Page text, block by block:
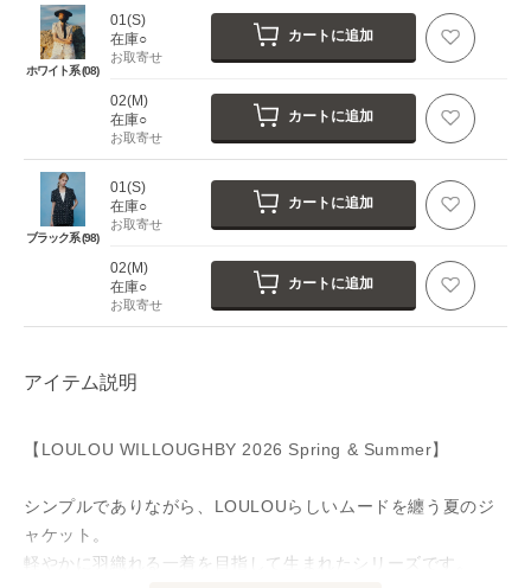
ホワイト系 (08)
01(S)
在庫○
お取寄せ
カートに追加
02(M)
在庫○
お取寄せ
カートに追加
ブラック系 (98)
01(S)
在庫○
お取寄せ
カートに追加
02(M)
在庫○
お取寄せ
カートに追加
アイテム説明
【LOULOU WILLOUGHBY 2026 Spring & Summer】
シンプルでありながら、LOULOUらしいムードを纏う夏のジ
ャケット。
軽やかに羽織れる一着を目指して生まれたシリーズです。